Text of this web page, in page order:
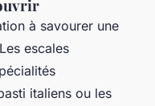
à savourer une
escales
italiens ou les